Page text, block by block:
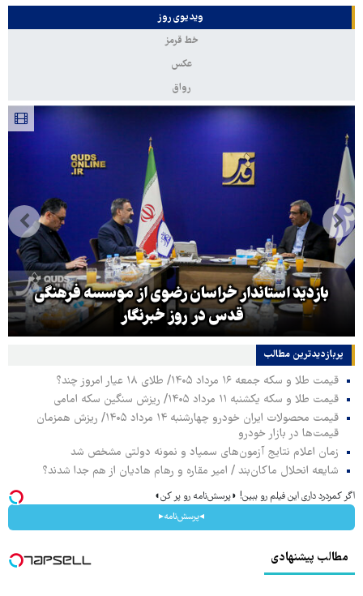
ویدیوی روز
خط قرمز
عکس
رواق
بازدید استاندار خراسان رضوی از موسسه فرهنگی
قدس در روز خبرنگار
پربازدیدترین‌ مطالب
قیمت طلا و سکه جمعه ۱۶ مرداد ۱۴۰۵/ طلای ۱۸ عیار امروز چند؟
قیمت طلا و سکه یکشنبه ۱۱ مرداد ۱۴۰۵/ ریزش سنگین سکه امامی
قیمت محصولات ایران خودرو چهارشنبه ۱۴ مرداد ۱۴۰۵/ ریزش همزمان
قیمت‌ها در بازار خودرو
زمان اعلام نتایج آزمون‌های سمپاد و نمونه دولتی مشخص شد
شایعه انحلال ماکان‌بند / امیر مقاره و رهام هادیان از هم جدا شدند؟
اگر کمردرد داری این فیلم رو ببین! ◗پرسش‌نامه رو پر کن◖
◂پرسش‌نامه▸
مطالب پیشنهادی